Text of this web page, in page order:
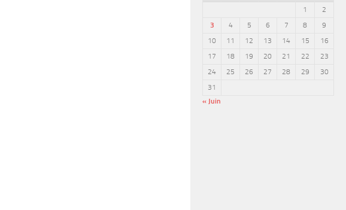
1
2
3
4 5 6 7 8
9
10
11 12 13 14 15
16
17
18 19 20 21 22
23
24
25 26 27 28 29
30
31
« Juin